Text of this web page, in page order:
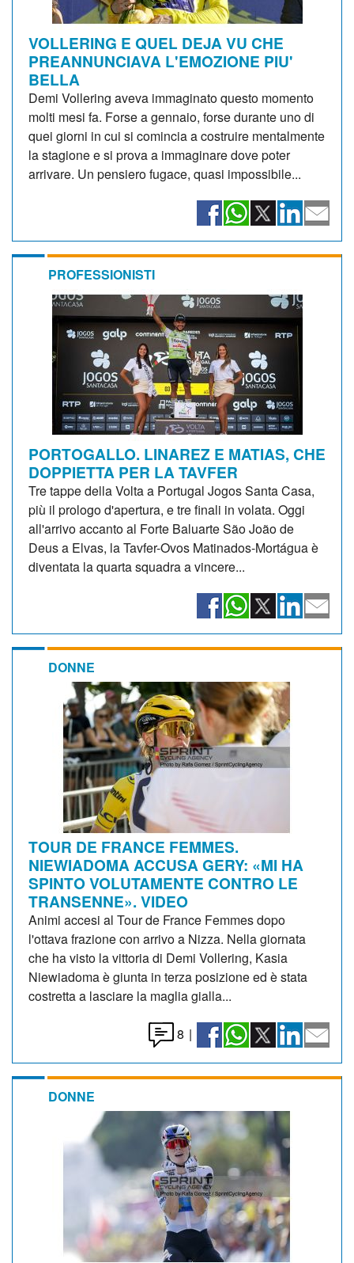
VOLLERING E QUEL DEJA VU CHE
PREANNUNCIAVA L'EMOZIONE PIU'
BELLA
Demi Vollering aveva immaginato questo momento
molti mesi fa. Forse a gennaio, forse durante uno di
quei giorni in cui si comincia a costruire mentalmente
la stagione e si prova a immaginare dove poter
arrivare. Un pensiero fugace, quasi impossibile...
PROFESSIONISTI
PORTOGALLO. LINAREZ E MATIAS, CHE
DOPPIETTA PER LA TAVFER
Tre tappe della Volta a Portugal Jogos Santa Casa,
più il prologo d'apertura, e tre finali in volata. Oggi
all'arrivo accanto al Forte Baluarte São João de
Deus a Elvas, la Tavfer-Ovos Matinados-Mortágua è
diventata la quarta squadra a vincere...
DONNE
TOUR DE FRANCE FEMMES.
NIEWIADOMA ACCUSA GERY: «MI HA
SPINTO VOLUTAMENTE CONTRO LE
TRANSENNE». VIDEO
Animi accesi al Tour de France Femmes dopo
l'ottava frazione con arrivo a Nizza. Nella giornata
che ha visto la vittoria di Demi Vollering, Kasia
Niewiadoma è giunta in terza posizione ed è stata
costretta a lasciare la maglia gialla...
8 |
DONNE